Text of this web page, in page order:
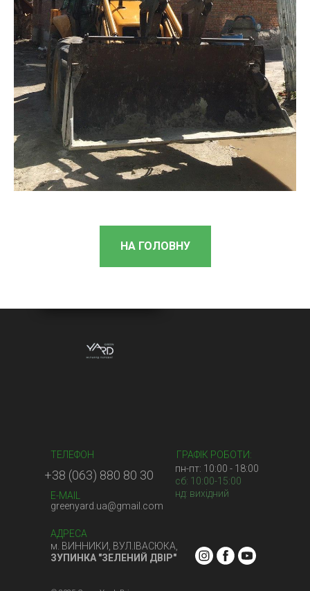
НА ГОЛОВНУ
+38 (063) 880 80 30
ТЕЛЕФОН
greenyard.ua@gmail.com
E-MAIL
м. ВИННИКИ, ВУЛ.ІВАСЮКА,
ЗУПИНКА "ЗЕЛЕНИЙ ДВІР"
АДРЕСА
ГРАФІК РОБОТИ:
пн-пт: 10:00 - 18:00
сб: 10:00-15:00
нд: вихідний